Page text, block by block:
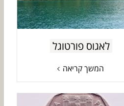
לאגוס פורטוגל
המשך קריאה